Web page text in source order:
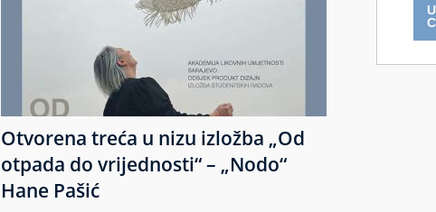
Otvorena treća u nizu izložba „Od
otpada do vrijednosti“ – „Nodo“
Hane Pašić